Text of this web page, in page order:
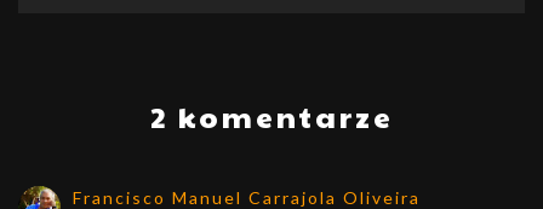
2 komentarze
Francisco Manuel Carrajola Oliveira